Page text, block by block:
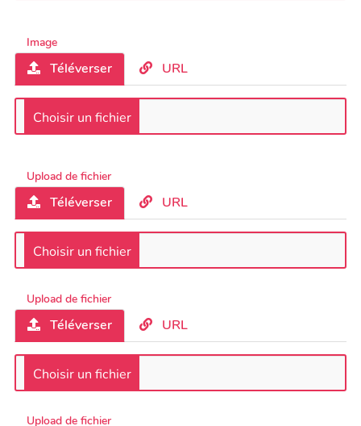
Image
Téléverser URL
Upload de fichier
Téléverser URL
Upload de fichier
Téléverser URL
Upload de fichier